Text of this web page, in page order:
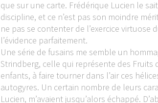
que sur une carte. Frédérique Lucien le
discipline, et ce n’est pas son moindre
ne pas se contenter de l’exercice virtuose
l’évidence parfaitement.
Une série de fusains me semble un
Strindberg, celle qui représente des Fruits
enfants, à faire tourner dans l’air ces
autogyres. Un certain nombre de leurs
Lucien, m’avaient jusqu’alors échappé.